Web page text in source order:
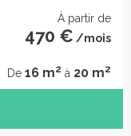
À partir de
470 € /mois
De 16 m2 à 20 m2